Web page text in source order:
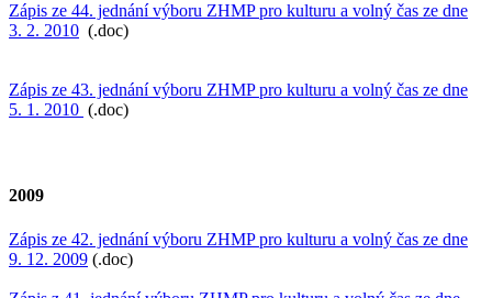
Zápis ze 44. jednání výboru ZHMP pro kulturu a volný čas ze dne
3. 2. 2010 (.doc)
Zápis ze 43. jednání výboru ZHMP pro kulturu a volný čas ze dne
5. 1. 2010 (.doc)
2009
Zápis ze 42. jednání výboru ZHMP pro kulturu a volný čas ze dne
9. 12. 2009 (.doc)